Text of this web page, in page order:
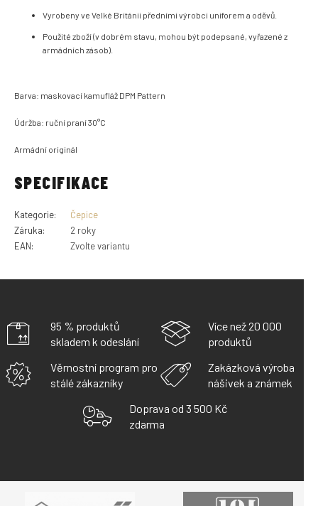
Vyrobeny ve Velké Británii předními výrobci uniforem a oděvů.
Použité zboží (v dobrém stavu, mohou být podepsané, vyřazené z
armádních zásob).
Barva: maskovací kamufláž DPM Pattern
Údržba: ruční praní 30°C
Armádní originál
SPECIFIKACE
Kategorie:
Čepice
Záruka:
2 roky
EAN: Zvolte variantu
95 % produktů
skladem k odeslání
Více než 20 000
produktů
Věrnostní program pro
stálé zákazníky
Zakázková výroba
nášivek a známek
Doprava od 3 500 Kč
zdarma